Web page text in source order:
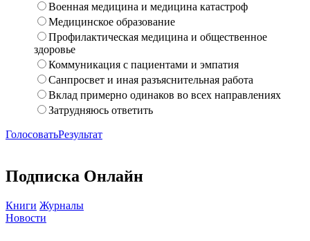
Военная медицина и медицина катастроф
Медицинское образование
Профилактическая медицина и общественное
здоровье
Коммуникация с пациентами и эмпатия
Санпросвет и иная разъяснительная работа
Вклад примерно одинаков во всех направлениях
Затрудняюсь ответить
ГолосоватьРезультат
Подписка Онлайн
Книги Журналы
Новости